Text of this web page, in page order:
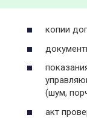
копии
(шум,
акт